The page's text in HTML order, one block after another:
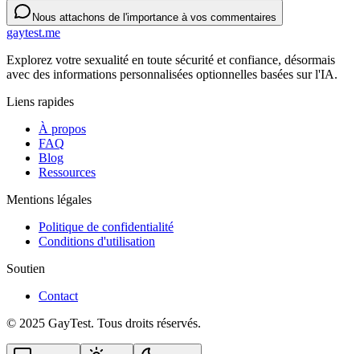
Nous attachons de l'importance à vos commentaires
gaytest.me
Explorez votre sexualité en toute sécurité et confiance, désormais
avec des informations personnalisées optionnelles basées sur l'IA.
Liens rapides
À propos
FAQ
Blog
Ressources
Mentions légales
Politique de confidentialité
Conditions d'utilisation
Soutien
Contact
© 2025 GayTest. Tous droits réservés.